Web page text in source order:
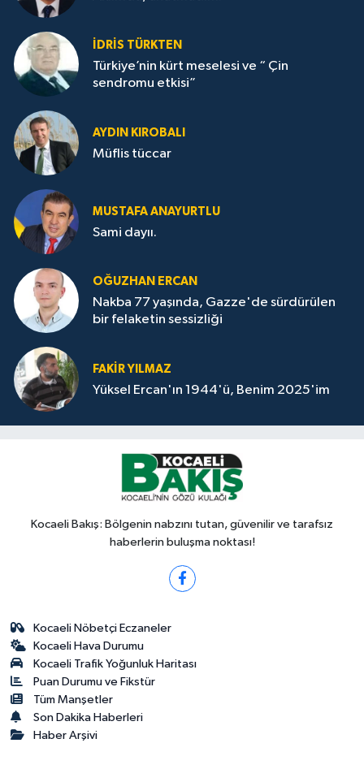
İDRİS TÜRKTEN
Türkiye’nin kürt meselesi ve “ Çin
sendromu etkisi”
AYDIN KIROBALI
Müflis tüccar
MUSTAFA ANAYURTLU
Sami dayıı.
OĞUZHAN ERCAN
Nakba 77 yaşında, Gazze'de sürdürülen
bir felaketin sessizliği
FAKİR YILMAZ
Yüksel Ercan'ın 1944'ü, Benim 2025'im
Kocaeli Bakış: Bölgenin nabzını tutan, güvenilir ve tarafsız
haberlerin buluşma noktası!
Kocaeli Nöbetçi Eczaneler
Kocaeli Hava Durumu
Kocaeli Trafik Yoğunluk Haritası
Puan Durumu ve Fikstür
Tüm Manşetler
Son Dakika Haberleri
Haber Arşivi